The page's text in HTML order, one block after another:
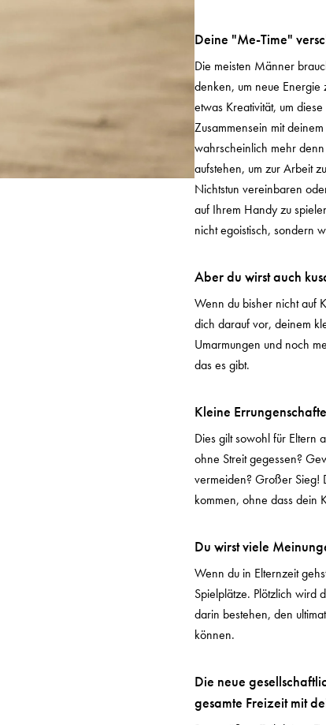
Deine "Me-Time"
Die meisten Männer
denken, um neue Energie
etwas Kreativität, um
Zusammensein mit
wahrscheinlich mehr
aufstehen, um zur Arbeit
Nichtstun vereinbaren
auf Ihrem Handy zu
nicht egoistisch, sondern
Aber du wirst auch
Wenn du bisher nicht auf
dich darauf vor, deinem
Umarmungen und noch
das es gibt.
Kleine
Dies gilt sowohl für Eltern
ohne Streit gegessen?
vermeiden? Großer Sieg!
kommen, ohne dass dein
Du wirst viele
Wenn du in Elternzeit
Spielplätze. Plötzlich wird
darin bestehen, den
können.
Die neue
gesamte Freizeit mit